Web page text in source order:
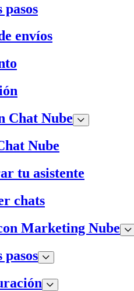
envíos
Chat Nube
Nube
tu asistente
chats
Marketing Nube